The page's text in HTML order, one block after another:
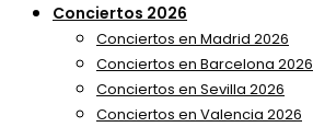
Conciertos 2026
Conciertos en Madrid 2026
Conciertos en Barcelona 2026
Conciertos en Sevilla 2026
Conciertos en Valencia 2026